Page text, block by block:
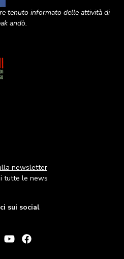
tenuto informato delle attività di
andò.
newsletter
tutte le news
sui social